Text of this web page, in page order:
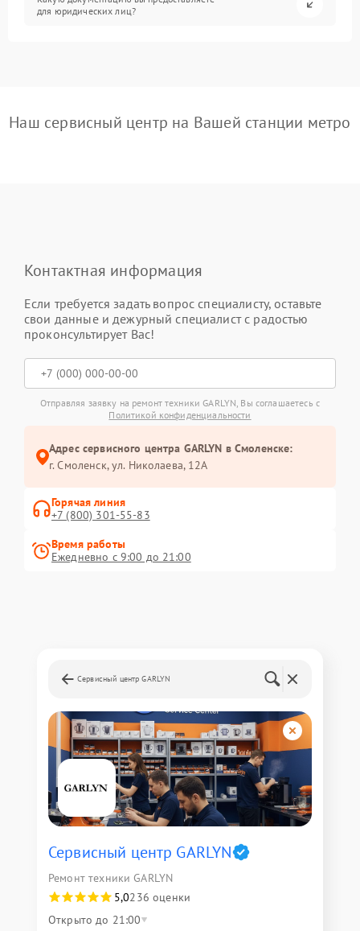
для юридических лиц?
Наш сервисный центр на Вашей станции метро
Контактная информация
Если требуется задать вопрос специалисту, оставьте
свои данные и дежурный специалист с радостью
проконсультирует Вас!
Отправляя заявку на ремонт техники GARLYN, Вы соглашаетесь с
Политикой конфиденциальности
Адрес сервисного центра GARLYN в Смоленске:
г. Смоленск, ул. Николаева, 12А
Горячая линия
+7 (800) 301-55-83
Время работы
Ежедневно с 9:00 до 21:00
Сервисный центр GARLYN
Сервисный центр GARLYN
Ремонт техники GARLYN
5,0236 оценки
Открыто до 21:00